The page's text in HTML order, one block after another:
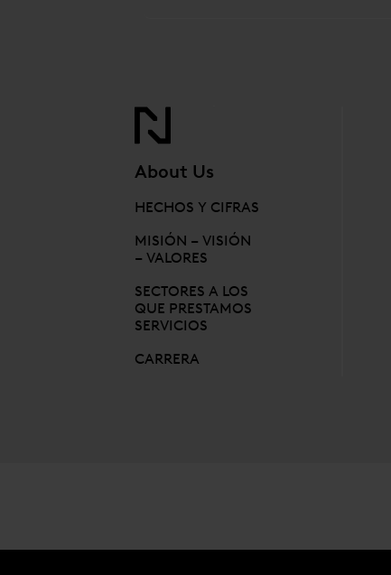
About Us
HECHOS Y CIFRAS
MISIÓN – VISIÓN
– VALORES
SECTORES A LOS
QUE PRESTAMOS
SERVICIOS
CARRERA